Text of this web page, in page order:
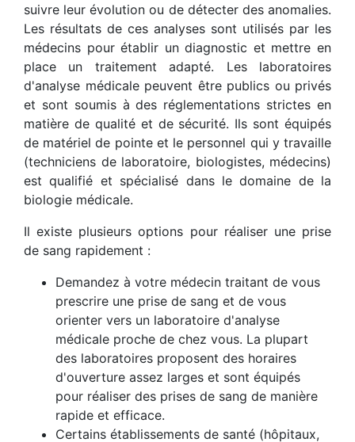
suivre leur évolution ou de détecter des anomalies.
Les résultats de ces analyses sont utilisés par les
médecins pour établir un diagnostic et mettre en
place un traitement adapté. Les laboratoires
d'analyse médicale peuvent être publics ou privés
et sont soumis à des réglementations strictes en
matière de qualité et de sécurité. Ils sont équipés
de matériel de pointe et le personnel qui y travaille
(techniciens de laboratoire, biologistes, médecins)
est qualifié et spécialisé dans le domaine de la
biologie médicale.
Il existe plusieurs options pour réaliser une prise
de sang rapidement :
Demandez à votre médecin traitant de vous
prescrire une prise de sang et de vous
orienter vers un laboratoire d'analyse
médicale proche de chez vous. La plupart
des laboratoires proposent des horaires
d'ouverture assez larges et sont équipés
pour réaliser des prises de sang de manière
rapide et efficace.
Certains établissements de santé (hôpitaux,